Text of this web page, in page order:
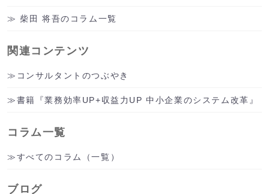
柴田 将吾のコラム一覧
関連コンテンツ
コンサルタントのつぶやき
書籍『業務効率UP+収益力UP 中小企業のシステム改革』
コラム一覧
すべてのコラム（一覧）
ブログ